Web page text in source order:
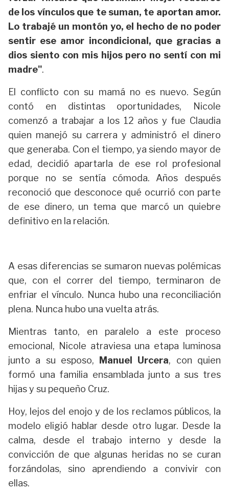
de los vínculos que te suman, te aportan amor.
Lo trabajé un montón yo, el hecho de no poder
sentir ese amor incondicional, que gracias a
dios siento con mis hijos pero no sentí con mi
madre".
El conflicto con su mamá no es nuevo. Según
contó en distintas oportunidades, Nicole
comenzó a trabajar a los 12 años y fue Claudia
quien manejó su carrera y administró el dinero
que generaba. Con el tiempo, ya siendo mayor de
edad, decidió apartarla de ese rol profesional
porque no se sentía cómoda. Años después
reconoció que desconoce qué ocurrió con parte
de ese dinero, un tema que marcó un quiebre
definitivo en la relación.
A esas diferencias se sumaron nuevas polémicas
que, con el correr del tiempo, terminaron de
enfriar el vínculo. Nunca hubo una reconciliación
plena. Nunca hubo una vuelta atrás.
Mientras tanto, en paralelo a este proceso
emocional, Nicole atraviesa una etapa luminosa
junto a su esposo,
Manuel Urcera, con quien
formó una familia ensamblada junto a sus tres
hijas y su pequeño Cruz.
Hoy, lejos del enojo y de los reclamos públicos, la
modelo eligió hablar desde otro lugar. Desde la
calma, desde el trabajo interno y desde la
convicción de que algunas heridas no se curan
forzándolas, sino aprendiendo a convivir con
ellas.